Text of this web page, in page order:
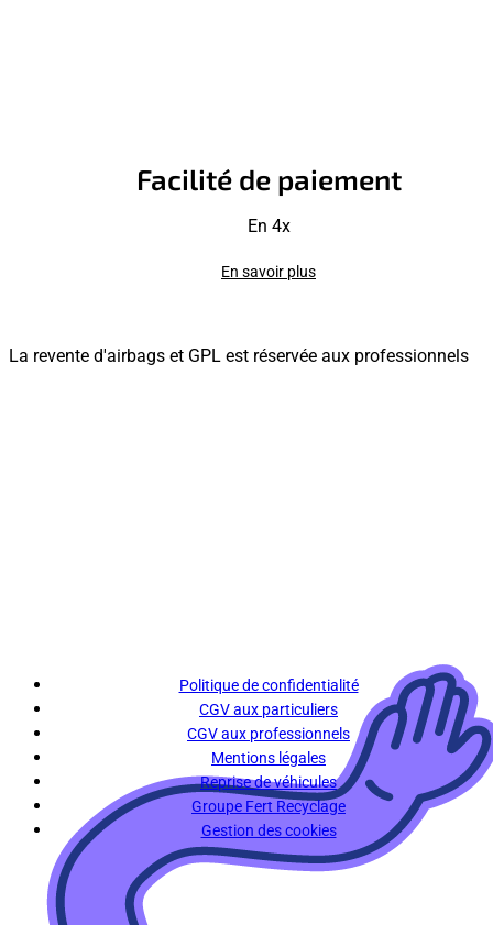
Facilité de paiement
En 4x
En savoir plus
La revente d'airbags et GPL est réservée aux professionnels
Politique de confidentialité
CGV aux particuliers
CGV aux professionnels
Mentions légales
Reprise de véhicules
Groupe Fert Recyclage
Gestion des cookies